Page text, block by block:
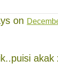
on